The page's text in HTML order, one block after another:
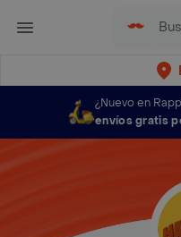
¿Nuevo en
envíos gratis